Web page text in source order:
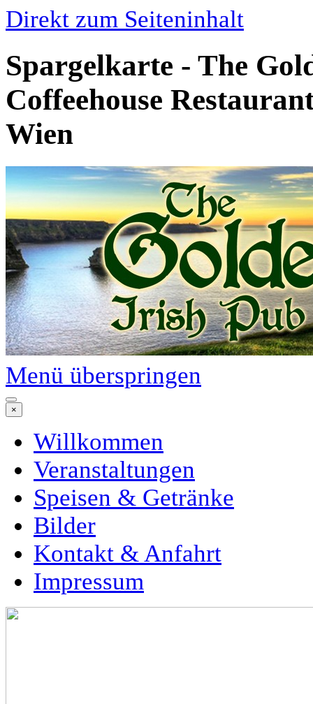
Direkt zum Seiteninhalt
Spargelkarte - The
Coffeehouse
Wien
Menü überspringen
×
Willkommen
Veranstaltungen
Speisen & Getränke
Bilder
Kontakt & Anfahrt
Impressum